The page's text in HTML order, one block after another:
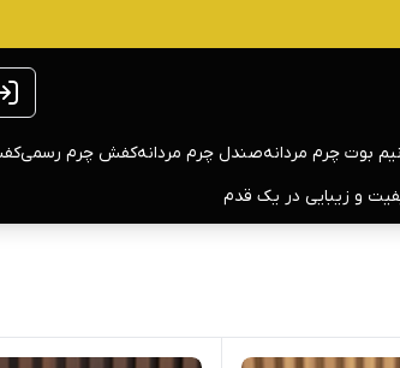
نیم بوت چرم مردانهصندل چرم مردانهکفش چرم رسمی
و زیبایی در یک قدم